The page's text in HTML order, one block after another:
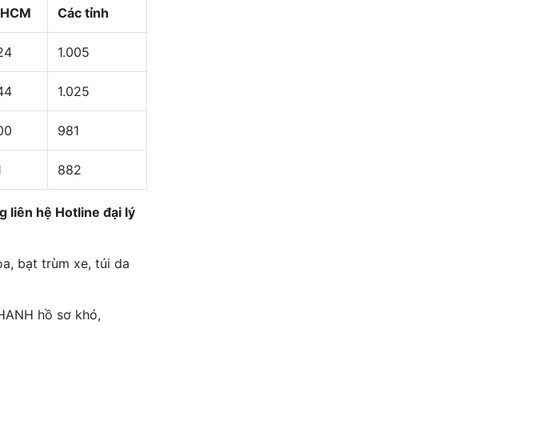
Các tỉnh
1.005
1.025
981
882
liên hệ Hotline đại lý
bạt trùm xe, túi da
hồ sơ khó,